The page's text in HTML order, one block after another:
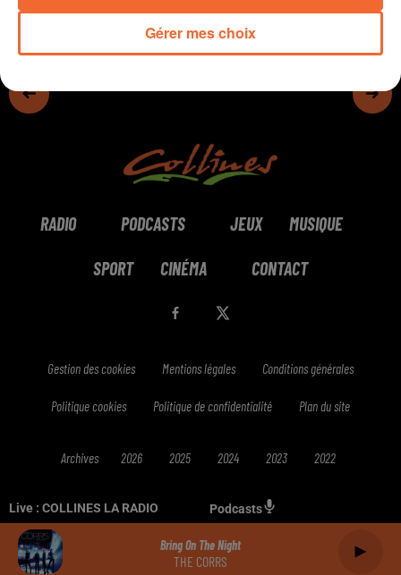
Live : COLLINES LA RADIO Podcasts
Bring On The Night
THE CORRS
12 min 54 sec
RADIO PODCASTS JEUX MUSIQUE
SPORT CINÉMA CONTACT
Gestion des cookies Mentions légales Conditions générales
Politique cookies Politique de confidentialité Plan du site
Archives 2026 2025 2024 2023 2022
Gérer mes choix